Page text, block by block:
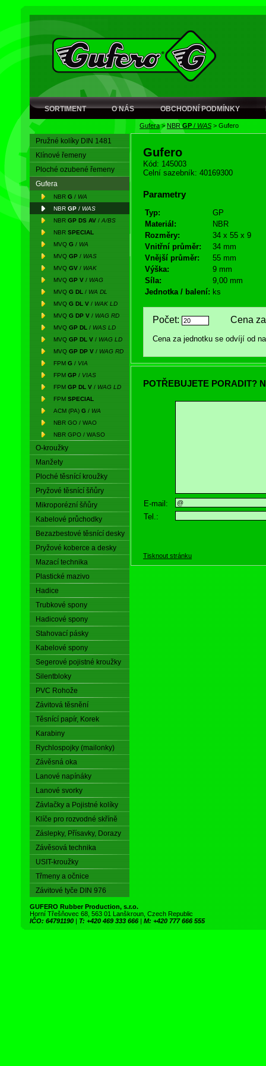
SORTIMENT O NÁS OBCHODNÍ PODMÍNKY
Gufera> NBRGP / WAS > Gufero
Pružné kolíky DIN 1481
Klínové řemeny
Ploché ozubené řemeny
Gufera
NBR G / WA
NBR GP / WAS
NBR GP DS AV / A/BS
NBR SPECIAL
MVQ G / WA
MVQ GP / WAS
MVQ GV / WAK
MVQ GP V / WAG
MVQ G DL / WA DL
MVQ G DL V / WAK LD
MVQ G DP V / WAG RD
MVQ GP DL / WAS LD
MVQ GP DL V / WAG LD
MVQ GP DP V / WAG RD
FPM G / VIA
FPM GP / VIAS
FPM GP DL V / WAG LD
FPM SPECIAL
ACM (PA) G / WA
NBR GO / WAO
NBR GPO / WASO
O-kroužky
Manžety
Ploché těsnící kroužky
Pryžové těsnící šňůry
Mikroporézní šňůry
Kabelové průchodky
Bezazbestové těsnící desky
Pryžové koberce a desky
Mazací technika
Plastické mazivo
Hadice
Trubkové spony
Hadicové spony
Stahovací pásky
Kabelové spony
Segerové pojistné kroužky
Silentbloky
PVC Rohože
Závitová těsnění
Těsnící papír, Korek
Karabiny
Rychlospojky (mailonky)
Závěsná oka
Lanové napínáky
Lanové svorky
Závlačky a Pojistné kolíky
Klíče pro rozvodné skříně
Záslepky, Přísavky, Dorazy
Závěsová technika
USIT-kroužky
Třmeny a očnice
Závitové tyče DIN 976
Gufero
Kód: 145003
Celní sazebník: 40169300
Parametry
Typ:
GP
Materiál:
NBR
Rozměry:
34 x 55 x 9
Vnitřní průměr:
34 mm
Vnější průměr:
55 mm
Výška:
9 mm
Síla:
9,00 mm
Jednotka / balení: ks
Počet: Cena za
Cena za jednotku se odvíjí od
POTŘEBUJETE PORADIT?
E-mail:
Tel.:
Tisknout stránku
GUFERO Rubber Production, s.r.o.
Horní Třešňovec 68, 563 01 Lanškroun, Czech Republic
IČO: 64791190 | T: +420 469 333 666 | M: +420 777 666 555